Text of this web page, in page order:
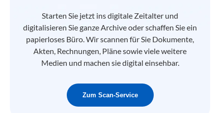
Starten Sie jetzt ins digitale Zeitalter und
digitalisieren Sie ganze Archive oder schaffen Sie ein
papierloses Büro. Wir scannen für Sie Dokumente,
Akten, Rechnungen, Pläne sowie viele weitere
Medien und machen sie digital einsehbar.
Zum Scan-Service